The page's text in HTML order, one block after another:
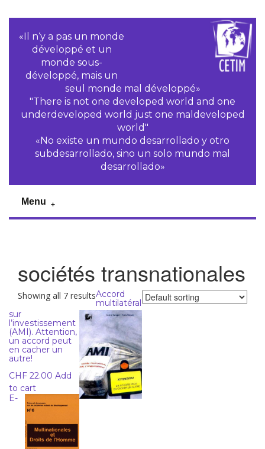
«Il n‘y a pas un monde
développé et un
monde sous-
développé, mais un
seul monde mal développé»
"There is not one developed world and one
underdeveloped world just one maldeveloped
world"
«No existe un mundo desarrollado y otro
subdesarrollado, sino un solo mundo mal
desarrollado»
Menu
sociétés transnationales
Showing all 7 resultsAccord
multilatéral
sur
l’investissement
(AMI). Attention,
un accord peut
en cacher un
autre!
CHF 22.00 Add
to cart
E-